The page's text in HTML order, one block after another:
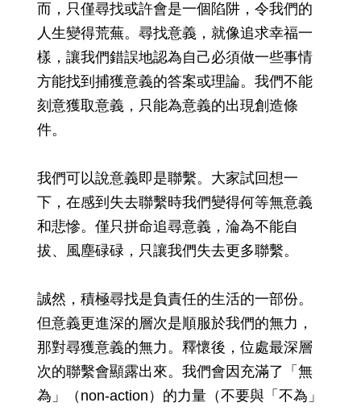
而，只僅尋找或許會是一個陷阱，令我們的
人生變得荒蕪。尋找意義，就像追求幸福一
樣，讓我們錯誤地認為自己必須做一些事情
方能找到捕獲意義的答案或理論。我們不能
刻意獲取意義，只能為意義的出現創造條
件。
我們可以說意義即是聯繫。大家試回想一
下，在感到失去聯繫時我們變得何等無意義
和悲慘。僅只拼命追尋意義，淪為不能自
拔、風塵碌碌，只讓我們失去更多聯繫。
誠然，積極尋找是負責任的生活的一部份。
但意義更進深的層次是順服於我們的無力，
那對尋獲意義的無力。釋懷後，位處最深層
次的聯繫會顯露出來。我們會因充滿了「無
為」（non-action）的力量（不要與「不為」